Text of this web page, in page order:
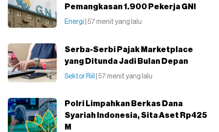
Pemangkasan 1.900 Pekerja GNI
Energi | 57 menit yang lalu
Serba-Serbi Pajak Marketplace
yang Ditunda Jadi Bulan Depan
Sektor Riil | 57 menit yang lalu
Polri Limpahkan Berkas Dana
Syariah Indonesia, Sita Aset Rp425
M